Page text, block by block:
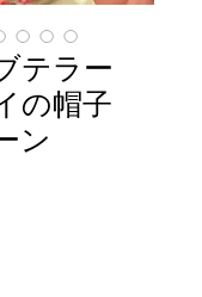
テラー
の帽子
ン